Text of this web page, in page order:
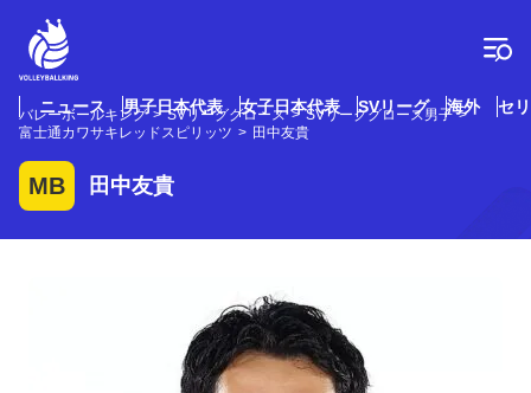
ニュース 男子日本代表 女子日本代表 SVリーグ 海外 セ
バレーボールキング SVリーググロース
SVリーググロース男子
富士通カワサキレッドスピリッツ
田中友貴
MB 田中友貴